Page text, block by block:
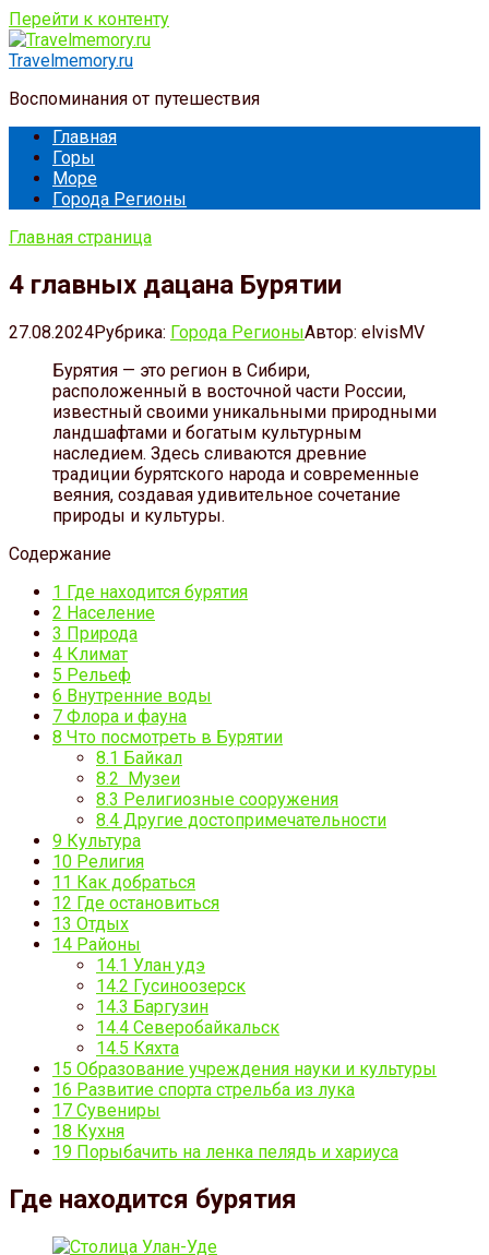
Перейти к контенту
Travelmemory.ru
Воспоминания от путешествия
Главная
Горы
Море
Города Регионы
Главная страница
4 главных дацана Бурятии
27.08.2024Рубрика: Города РегионыАвтор: elvisMV
Бурятия — это регион в Сибири,
расположенный в восточной части России,
известный своими уникальными природными
ландшафтами и богатым культурным
наследием. Здесь сливаются древние
традиции бурятского народа и современные
веяния, создавая удивительное сочетание
природы и культуры.
Содержание
1 Где находится бурятия
2 Население
3 Природа
4 Климат
5 Рельеф
6 Внутренние воды
7 Флора и фауна
8 Что посмотреть в Бурятии
8.1 Байкал
8.2 Музеи
8.3 Религиозные сооружения
8.4 Другие достопримечательности
9 Культура
10 Религия
11 Как добраться
12 Где остановиться
13 Отдых
14 Районы
14.1 Улан удэ
14.2 Гусиноозерск
14.3 Баргузин
14.4 Северобайкальск
14.5 Кяхта
15 Образование учреждения науки и культуры
16 Развитие спорта стрельба из лука
17 Сувениры
18 Кухня
19 Порыбачить на ленка пелядь и хариуса
Где находится бурятия